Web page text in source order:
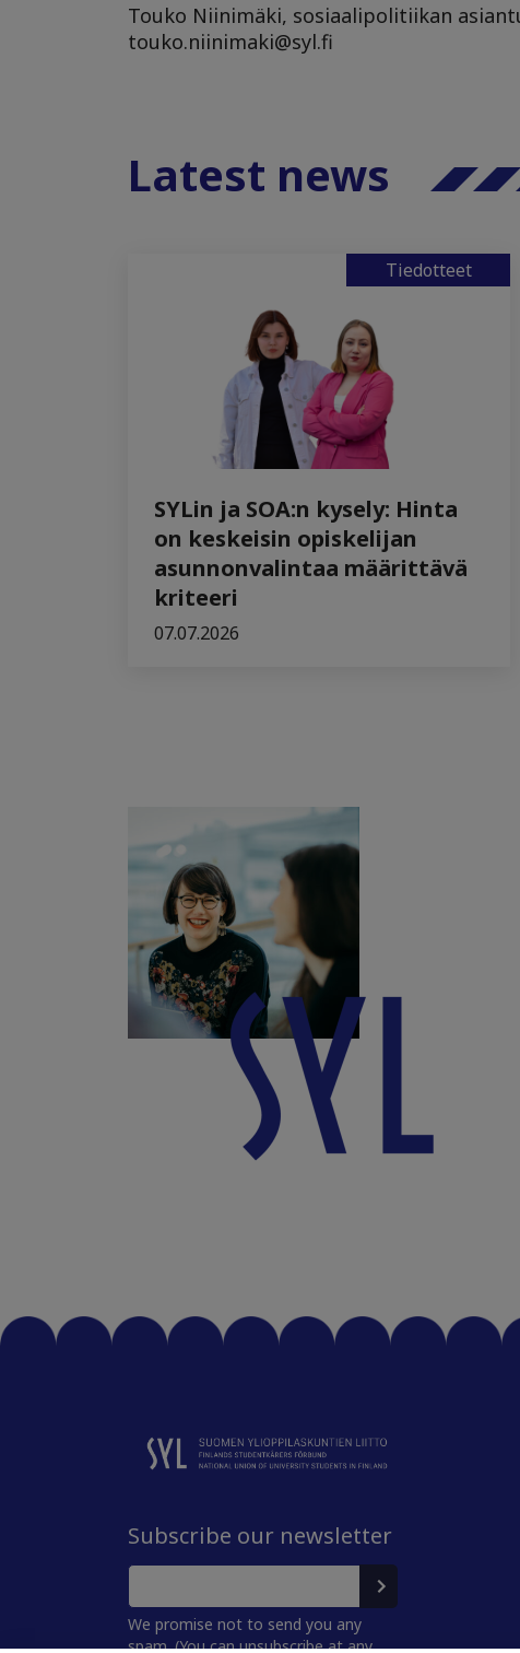
Touko Niinimäki, sosiaalipolitiikan
touko.niinimaki@syl.fi
Latest news
Tiedotteet
SYLin ja SOA:n kysely: Hinta
on keskeisin opiskelijan
asunnonvalintaa määrittävä
kriteeri
07.07.2026
Subscribe our newsletter
We promise not to send you any
spam. (You can unsubscribe at any